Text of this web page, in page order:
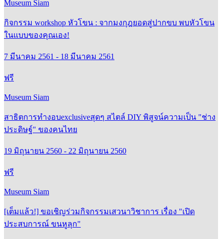
Museum Siam
กิจกรรม workshop หัวโขน : จากมงกุฎยอดสู่ปากขบ พบหัวโขน
ในแบบของคุณเอง!
7 มีนาคม 2561 - 18 มีนาคม 2561
ฟรี
Museum Siam
สาธิตการทำงอบexclusiveสุดๆ สไตล์ DIY พิสูจน์ความเป็น "ช่าง
ประดิษฐ์" ของคนไทย
19 มิถุนายน 2560 - 22 มิถุนายน 2560
ฟรี
Museum Siam
[เต็มแล้ว!] ขอเชิญร่วมกิจกรรมเสวนาวิชาการ เรื่อง "เปิด
ประสบการณ์ ขนหูลุก"